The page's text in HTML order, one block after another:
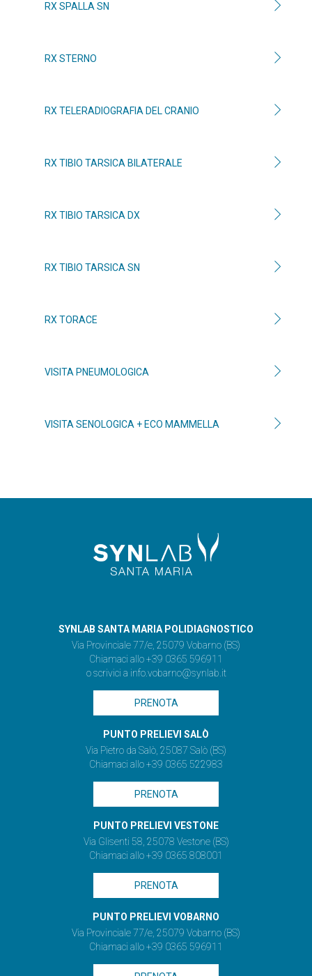
RX SPALLA SN
RX STERNO
RX TELERADIOGRAFIA DEL CRANIO
RX TIBIO TARSICA BILATERALE
RX TIBIO TARSICA DX
RX TIBIO TARSICA SN
RX TORACE
VISITA PNEUMOLOGICA
VISITA SENOLOGICA + ECO MAMMELLA
SYNLAB SANTA MARIA POLIDIAGNOSTICO
Via Provinciale 77/e, 25079 Vobarno (BS)
Chiamaci allo +39 0365 596911
o scrivici a info.vobarno@synlab.it
PRENOTA
PUNTO PRELIEVI SALÒ
Via Pietro da Salò, 25087 Salò (BS)
Chiamaci allo +39 0365 522983
PRENOTA
PUNTO PRELIEVI VESTONE
Via Glisenti 58, 25078 Vestone (BS)
Chiamaci allo +39 0365 808001
PRENOTA
PUNTO PRELIEVI VOBARNO
Via Provinciale 77/e, 25079 Vobarno (BS)
Chiamaci allo +39 0365 596911